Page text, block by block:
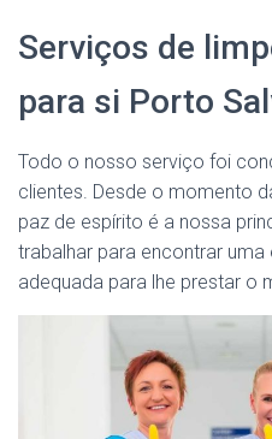
Serviços de
para si Porto
Todo o nosso serviço foi
clientes. Desde o momento
paz de espírito é a nossa
trabalhar para encontrar
adequada para lhe prestar o